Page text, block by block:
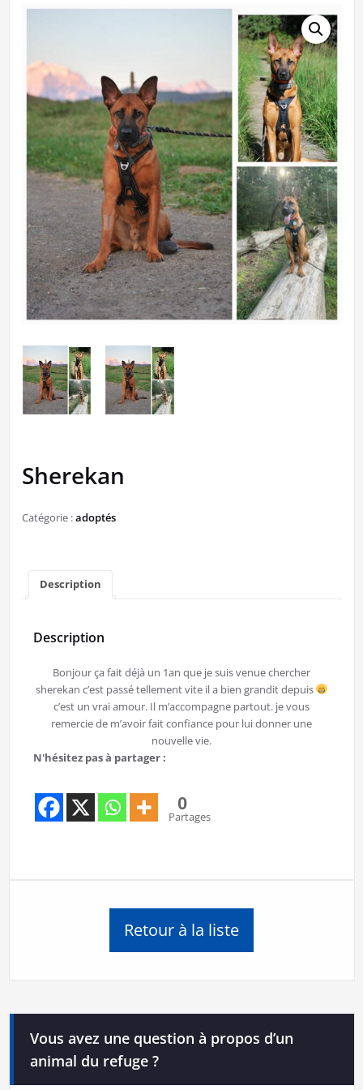
Sherekan
Catégorie :adoptés
Description
Description
Bonjour ça fait déjà un 1an que je suis venue chercher
sherekan c’est passé tellement vite il a bien grandit depuis
c’est un vrai amour. Il m’accompagne partout. je vous
remercie de m’avoir fait confiance pour lui donner une
nouvelle vie.
N'hésitez pas à partager :
0
Partages
Retour à la liste
Vous avez une question à propos d’un
animal du refuge ?